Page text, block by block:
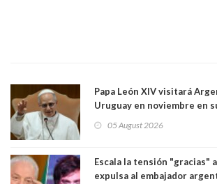
Papa León XIV visitará
Uruguay en noviembre en
05 August 2026
Escala la tensión "gracias"
expulsa al embajador